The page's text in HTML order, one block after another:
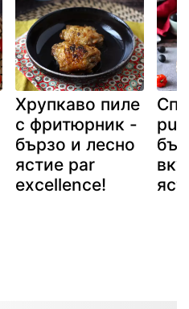
Хрупкаво пиле
с фритюрник -
бързо и лесно
ястие par
excellence!